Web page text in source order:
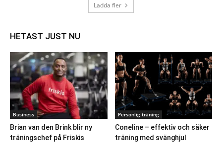
Ladda fler
HETAST JUST NU
Business
Brian van den Brink blir ny
träningschef på Friskis
Personlig träning
Coneline – effektiv och säker
träning med svänghjul